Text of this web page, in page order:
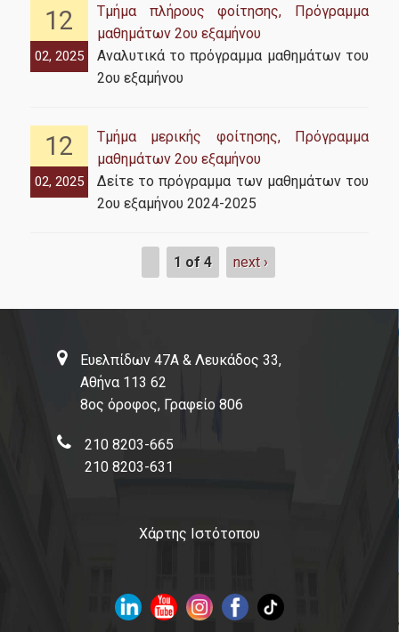
Υποδομές
Επικοινωνία
12
02, 2025
Τμήμα πλήρους φοίτησης, Πρόγραμμα
μαθημάτων 2ου εξαμήνου
Αναλυτικά το πρόγραμμα μαθημάτων του
2ου εξαμήνου
12
02, 2025
Τμήμα μερικής φοίτησης, Πρόγραμμα
μαθημάτων 2ου εξαμήνου
Δείτε το πρόγραμμα των μαθημάτων του
2ου εξαμήνου 2024-2025
1 of 4 next ›
Ευελπίδων 47Α & Λευκάδος 33,
Αθήνα 113 62
8ος όροφος, Γραφείο 806
210 8203-665
210 8203-631
Χάρτης Ιστότοπου